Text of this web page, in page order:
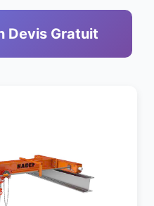
Devis Gratuit